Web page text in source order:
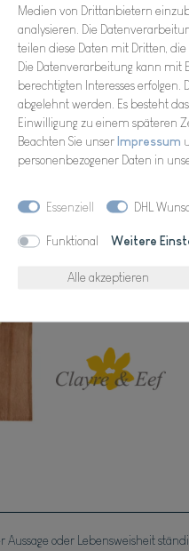
oder Lebensweisheit
Medien von Drittanbietern
analysieren. Die
teilen diese Daten mit Dritten,
Die Datenverarbeitung kann mit
berechtigten Interesses
abgelehnt werden. Es besteht
Einwilligung zu einem späteren
Beachten Sie unserImpressum
personenbezogener Daten in
Essenziell DHL
Funktional Weitere
Alle akzeptieren